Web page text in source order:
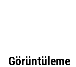
Görüntüleme